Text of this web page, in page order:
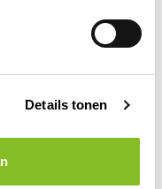
Details tonen